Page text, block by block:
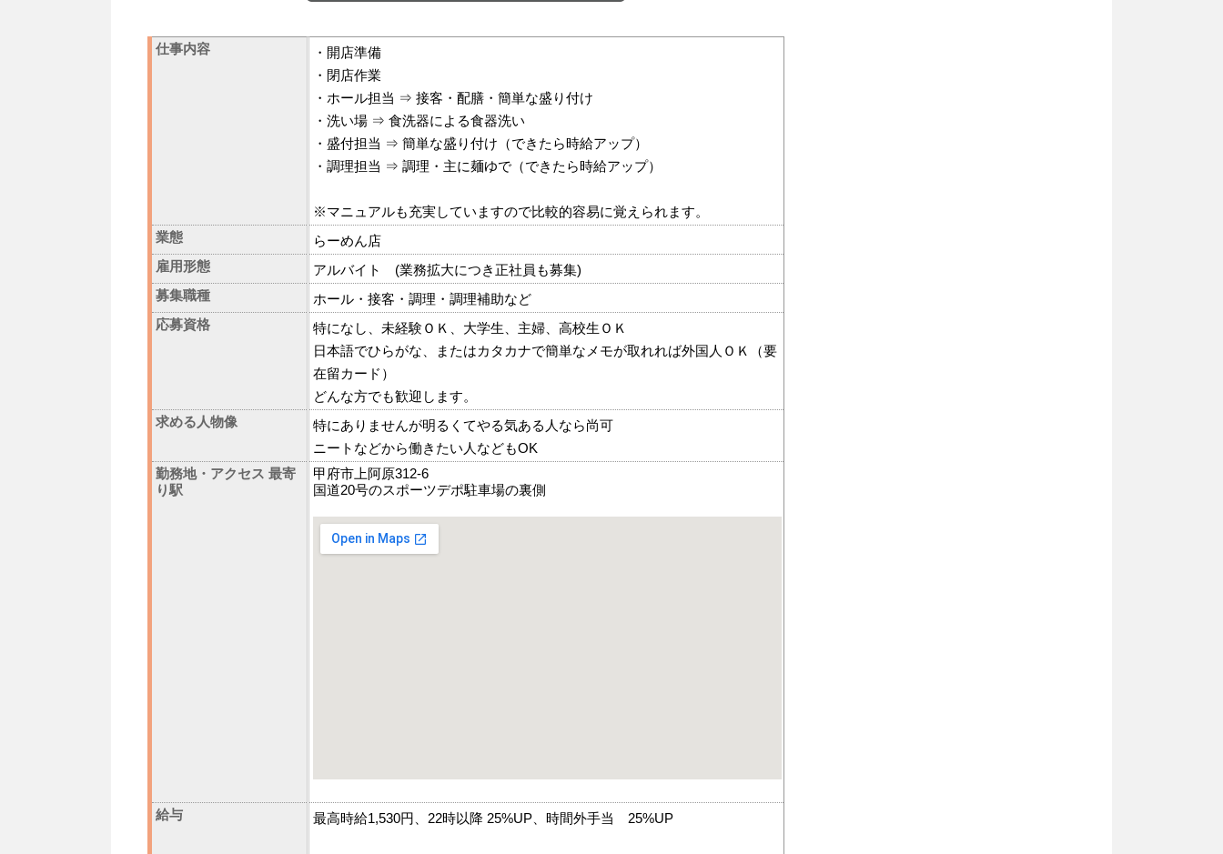
仕事内容
・開店準備
・閉店作業
・ホール担当 ⇒ 接客・配膳・簡単な盛り付け
・洗い場 ⇒ 食洗器による食器洗い
・盛付担当 ⇒ 簡単な盛り付け（できたら時給アップ）
・調理担当 ⇒ 調理・主に麺ゆで（できたら時給アップ）
※マニュアルも充実していますので比較的容易に覚えられます。
業態
らーめん店
雇用形態
アルバイト (業務拡大につき正社員も募集)
募集職種
ホール・接客・調理・調理補助など
応募資格
特になし、未経験ＯＫ、大学生、主婦、高校生ＯＫ
日本語でひらがな、またはカタカナで簡単なメモが取れれば外国人ＯＫ（要
在留カード）
どんな方でも歓迎します。
求める人物像
特にありませんが明るくてやる気ある人なら尚可
ニートなどから働きたい人などもOK
勤務地・アクセス 最寄
り駅
甲府市上阿原312-6
国道20号のスポーツデポ駐車場の裏側
給与 最高時給1,530円、22時以降 25%UP、時間外手当 25%UP